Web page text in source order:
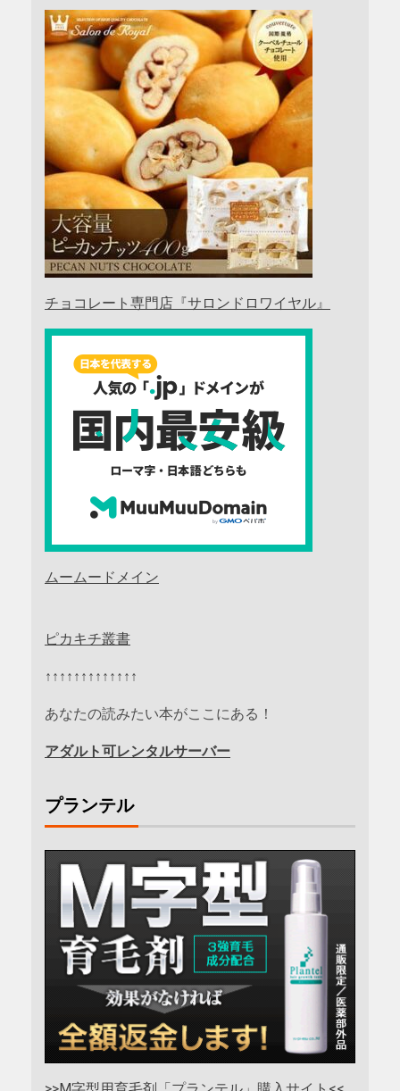
チョコレート専門店『サロンドロワイヤル』
ムームードメイン
ピカキチ叢書
↑↑↑↑↑↑↑↑↑↑↑↑↑
あなたの読みたい本がここにある！
アダルト可レンタルサーバー
プランテル